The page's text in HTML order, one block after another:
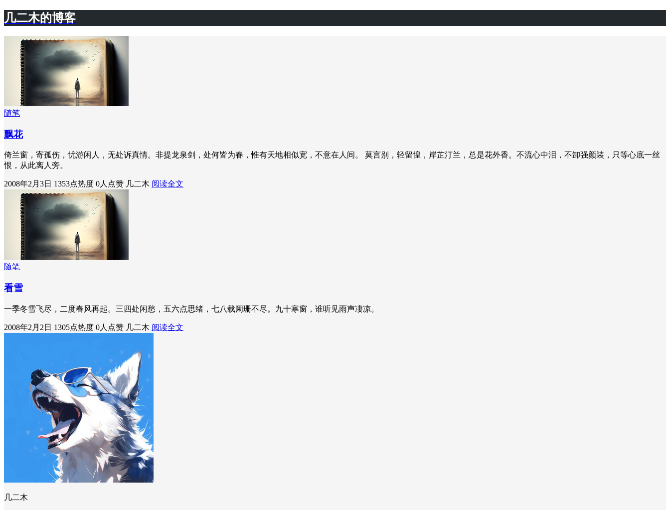
几二木的博客
随笔
飘花
倚兰窗，寄孤伤，忧游闲人，无处诉真情。非提龙泉剑，处何皆为春，惟有天地相似宽，不意在人间。 莫言别，轻留惶，岸芷汀兰，总是花外香。不流心中泪，不卸强颜装，只等心底一丝
恨，从此离人旁。
2008年2月3日 1353点热度 0人点赞 几二木 阅读全文
随笔
看雪
一季冬雪飞尽，二度春风再起。三四处闲愁，五六点思绪，七八载阑珊不尽。九十寒窗，谁听见雨声凄凉。
2008年2月2日 1305点热度 0人点赞 几二木 阅读全文
几二木